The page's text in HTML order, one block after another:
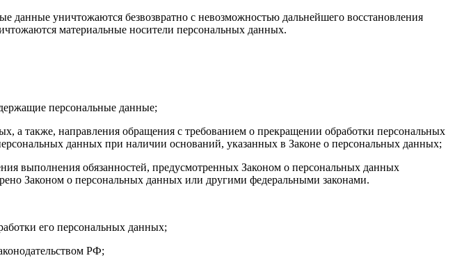
уничтожаются безвозвратно с невозможностью дальнейшего восстановления
материальные носители персональных данных.
персональные данные;
а также, направления обращения с требованием о прекращении обработки персональных
данных при наличии оснований, указанных в Законе о персональных данных;
выполнения обязанностей, предусмотренных Законом о персональных данных
Законом о персональных данных или другими федеральными законами.
его персональных данных;
РФ;